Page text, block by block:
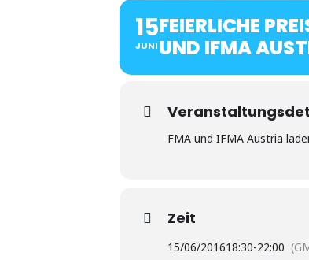
15
JUNI
FEIERLICHE
ND IFMA
FMA und IFMA Austria
Zeit
15/06/201618:30-22:00